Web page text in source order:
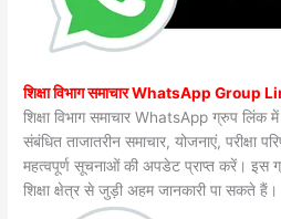
शिक्षा विभाग समाचार WhatsApp Group
शिक्षा विभाग समाचार WhatsApp ग्रुप
संबंधित ताजातरीन समाचार, योजनाएं, परीक्षा
महत्वपूर्ण सूचनाओं की अपडेट प्राप्त करें। इस
शिक्षा क्षेत्र से जुड़ी अहम जानकारी पा सकते हैं।